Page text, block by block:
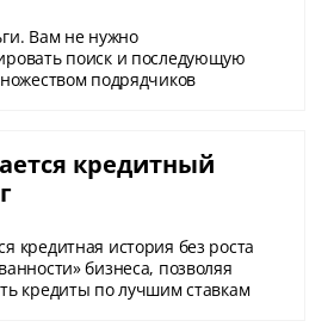
Вам не нужно
поиск и последующую
подрядчиков
кредитный
кредитная история без роста
бизнеса, позволяя
кредиты по лучшим ставкам